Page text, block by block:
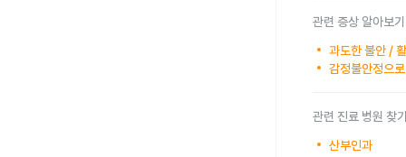
관련 증상 알아보기
과도한 불안 /
감정불안정으
관련 진료 병원 찾
산부인과